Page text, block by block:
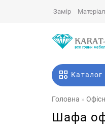
Замір
Каталог
Головна
Шафа